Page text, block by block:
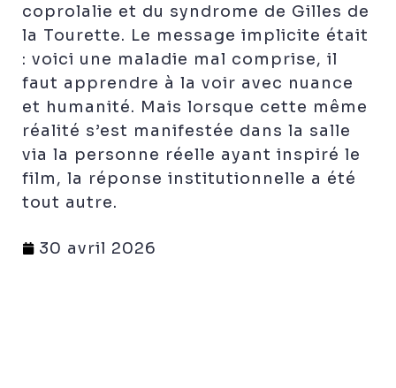
coprolalie et du syndrome de Gilles de
la Tourette. Le message implicite était
: voici une maladie mal comprise, il
faut apprendre à la voir avec nuance
et humanité. Mais lorsque cette même
réalité s’est manifestée dans la salle
via la personne réelle ayant inspiré le
film, la réponse institutionnelle a été
tout autre.
30 avril 2026